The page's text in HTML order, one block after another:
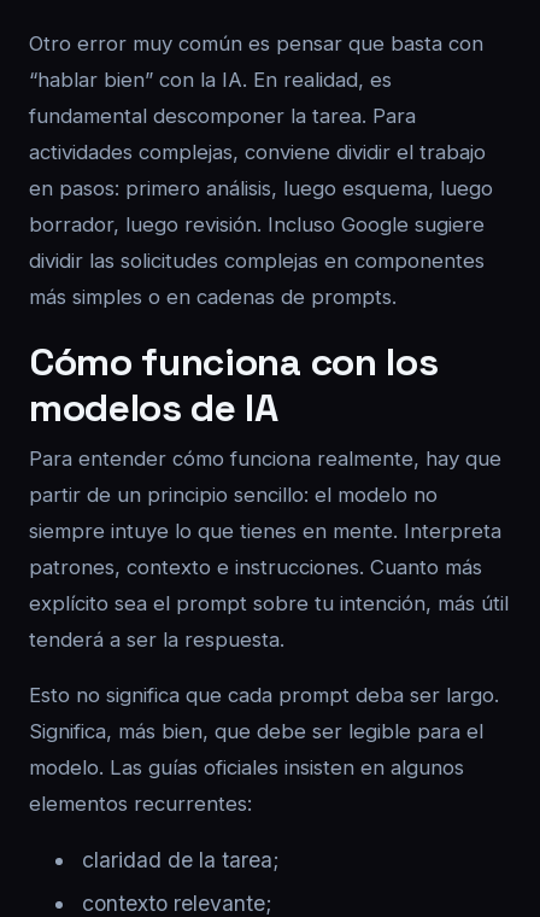
Otro error muy común es pensar que basta con
“hablar bien” con la IA. En realidad, es
fundamental descomponer la tarea. Para
actividades complejas, conviene dividir el trabajo
en pasos: primero análisis, luego esquema, luego
borrador, luego revisión. Incluso Google sugiere
dividir las solicitudes complejas en componentes
más simples o en cadenas de prompts.
Cómo funciona con los
modelos de IA
Para entender cómo funciona realmente, hay que
partir de un principio sencillo: el modelo no
siempre intuye lo que tienes en mente. Interpreta
patrones, contexto e instrucciones. Cuanto más
explícito sea el prompt sobre tu intención, más útil
tenderá a ser la respuesta.
Esto no significa que cada prompt deba ser largo.
Significa, más bien, que debe ser legible para el
modelo. Las guías oficiales insisten en algunos
elementos recurrentes:
claridad de la tarea;
contexto relevante;